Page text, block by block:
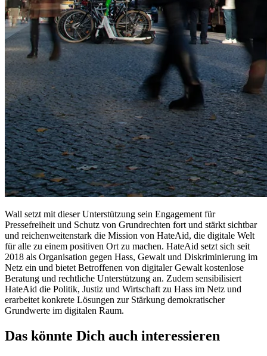
Wall setzt mit dieser Unterstützung sein Engagement für
Pressefreiheit und Schutz von Grundrechten fort und stärkt sichtbar
und reichenweitenstark die Mission von HateAid, die digitale Welt
für alle zu einem positiven Ort zu machen. HateAid setzt sich seit
2018 als Organisation gegen Hass, Gewalt und Diskriminierung im
Netz ein und bietet Betroffenen von digitaler Gewalt kostenlose
Beratung und rechtliche Unterstützung an. Zudem sensibilisiert
HateAid die Politik, Justiz und Wirtschaft zu Hass im Netz und
erarbeitet konkrete Lösungen zur Stärkung demokratischer
Grundwerte im digitalen Raum.
Das könnte Dich auch interessieren